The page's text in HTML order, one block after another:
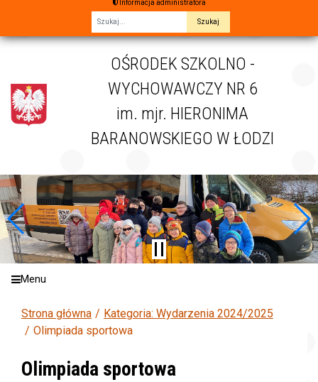
Informacja administratora
OŚRODEK SZKOLNO -
WYCHOWAWCZY NR 6
im. mjr. HIERONIMA
BARANOWSKIEGO W ŁODZI
Menu
Strona główna
Kategoria: Wydarzenia 2024/2025
Olimpiada sportowa
Olimpiada sportowa